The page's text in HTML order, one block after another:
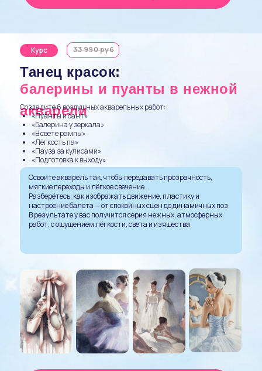
Танец красок:
балерины и пуанты в нежной
акварели
Создадите 6 воздушных акварельных работ:
«Пуанты и бант»
«Балерина у зеркала»
«В свете рампы»
«Лёгкость па»
«Пауза за кулисами»
«Подготовка к выходу»
Освоите акварель так, чтобы передавать прозрачность,
мягкие переходы и лёгкое свечение.
Разберётесь, как изображать движение, пластику и
настроение балета — от спокойных сцен до динамичных поз.
В результате у вас получится серия нежных, атмосферных
работ, с ощущением лёгкости, света и изящества.
Курс 33 990 руб